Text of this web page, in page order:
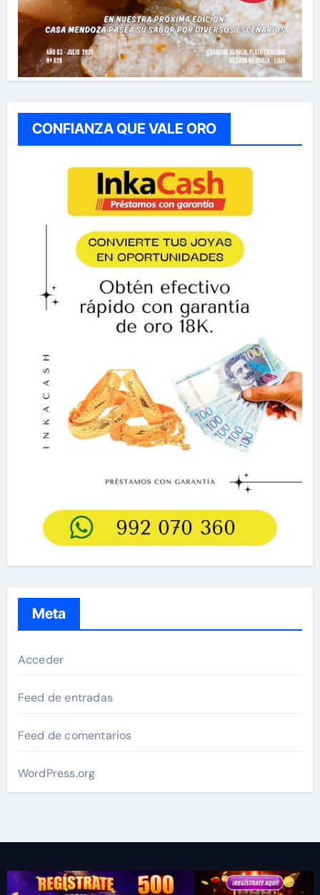
CONFIANZA QUE VALE ORO
Meta
Acceder
Feed de entradas
Feed de comentarios
WordPress.org